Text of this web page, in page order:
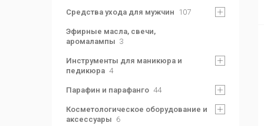
Средства ухода для мужчин 107
Эфирные масла, свечи,
аромалампы 3
Инструменты для маникюра и
педикюра 4
Парафин и парафанго 44
Косметологическое оборудование и
аксессуары 6